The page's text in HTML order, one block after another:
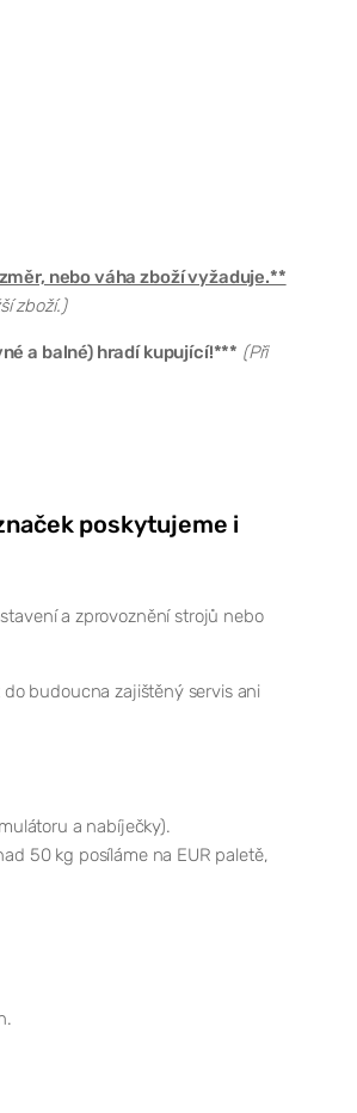
nebo váha zboží vyžaduje.**
zboží.)
a balné) hradí kupující!*** (Při
poskytujeme i
a zprovoznění strojů nebo
budoucna zajištěný servis ani
a nabíječky).
50 kg posíláme na EUR paletě,